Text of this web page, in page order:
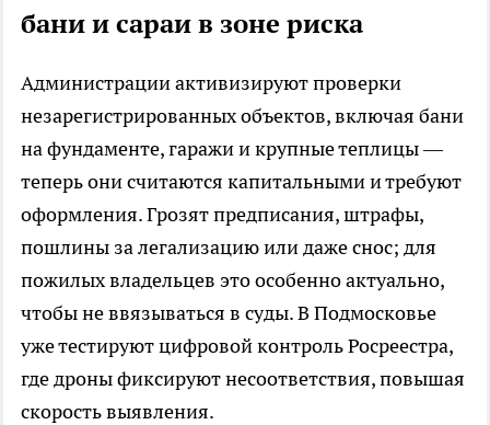
бани и сараи в зоне риска
Администрации активизируют проверки
незарегистрированных объектов, включая бани
на фундаменте, гаражи и крупные теплицы —
теперь они считаются капитальными и требуют
оформления. Грозят предписания, штрафы,
пошлины за легализацию или даже снос; для
пожилых владельцев это особенно актуально,
чтобы не ввязываться в суды. В Подмосковье
уже тестируют цифровой контроль Росреестра,
где дроны фиксируют несоответствия, повышая
скорость выявления.